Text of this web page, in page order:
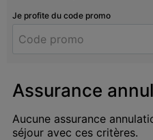
Je profite du code promo
Assurance
Aucune assurance
séjour avec ces critères.